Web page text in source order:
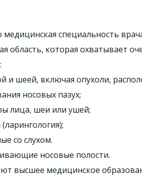
медицинская специальность
область, которая охватывает
и шеей, включая опухоли,
носовых пазух;
лица, шеи или ушей;
со слухом.
носовые полости.
высшее медицинское